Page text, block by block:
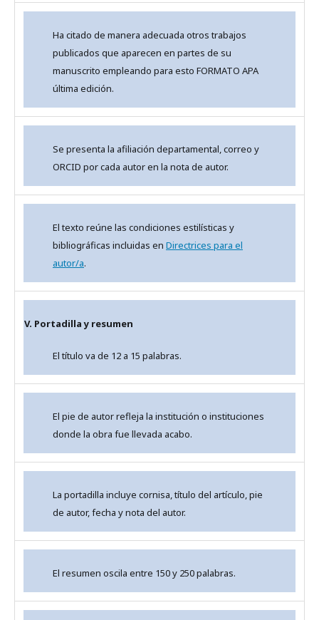
Ha citado de manera adecuada otros trabajos
publicados que aparecen en partes de su
manuscrito empleando para esto FORMATO APA
última edición.
Se presenta la afiliación departamental, correo y
ORCID por cada autor en la nota de autor.
El texto reúne las condiciones estilísticas y
bibliográficas incluidas en Directrices para el
autor/a.
V. Portadilla y resumen
El título va de 12 a 15 palabras.
El pie de autor refleja la institución o instituciones
donde la obra fue llevada acabo.
La portadilla incluye cornisa, título del artículo, pie
de autor, fecha y nota del autor.
El resumen oscila entre 150 y 250 palabras.